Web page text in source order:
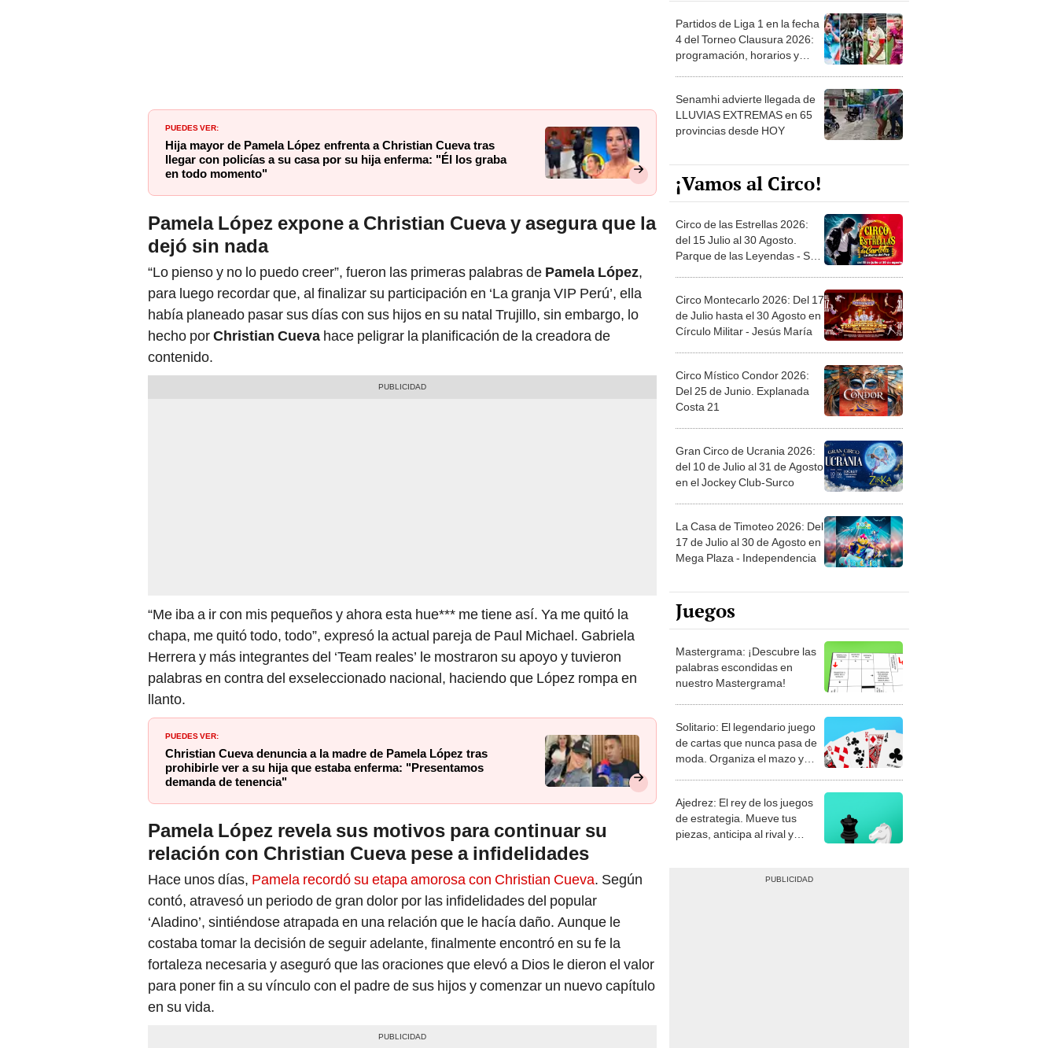
PUEDES VER:
Hija mayor de Pamela López enfrenta a Christian Cueva tras
llegar con policías a su casa por su hija enferma: "Él los graba
en todo momento"
Pamela López expone a Christian Cueva y asegura que la
dejó sin nada
“Lo pienso y no lo puedo creer”, fueron las primeras palabras de Pamela López,
para luego recordar que, al finalizar su participación en ‘La granja VIP Perú’, ella
había planeado pasar sus días con sus hijos en su natal Trujillo, sin embargo, lo
hecho porChristian Cueva hace peligrar la planificación de la creadora de
contenido.
“Me iba a ir con mis pequeños y ahora esta hue*** me tiene así. Ya me quitó la
chapa, me quitó todo, todo”, expresó la actual pareja de Paul Michael. Gabriela
Herrera y más integrantes del ‘Team reales’ le mostraron su apoyo y tuvieron
palabras en contra del exseleccionado nacional, haciendo que López rompa en
llanto.
PUEDES VER:
Christian Cueva denuncia a la madre de Pamela López tras
prohibirle ver a su hija que estaba enferma: "Presentamos
demanda de tenencia"
Pamela López revela sus motivos para continuar su
relación con Christian Cueva pese a infidelidades
Hace unos días, Pamela recordó su etapa amorosa con Christian Cueva. Según
contó, atravesó un periodo de gran dolor por las infidelidades del popular
‘Aladino’, sintiéndose atrapada en una relación que le hacía daño. Aunque le
costaba tomar la decisión de seguir adelante, finalmente encontró en su fe la
fortaleza necesaria y aseguró que las oraciones que elevó a Dios le dieron el valor
para poner fin a su vínculo con el padre de sus hijos y comenzar un nuevo capítulo
en su vida.
Partidos de Liga 1 en la fecha
4 del Torneo Clausura 2026:
programación, horarios y
Senamhi advierte llegada de
LLUVIAS EXTREMAS en 65
provincias desde HOY
¡Vamos al Circo!
Circo de las Estrellas 2026:
del 15 Julio al 30 Agosto.
Parque de las Leyendas - San
Circo Montecarlo 2026: Del 17
de Julio hasta el 30 Agosto en
Círculo Militar - Jesús María
Circo Místico Condor 2026:
Del 25 de Junio. Explanada
Costa 21
Gran Circo de Ucrania 2026:
del 10 de Julio al 31 de Agosto
en el Jockey Club-Surco
La Casa de Timoteo 2026: Del
17 de Julio al 30 de Agosto en
Mega Plaza - Independencia
Juegos
Mastergrama: ¡Descubre las
palabras escondidas en
nuestro Mastergrama!
Solitario: El legendario juego
de cartas que nunca pasa de
moda. Organiza el mazo y
Ajedrez: El rey de los juegos
de estrategia. Mueve tus
piezas, anticipa al rival y